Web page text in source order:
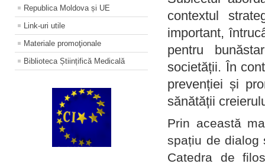
Republica Moldova și UE
Link-uri utile
Materiale promoţionale
Biblioteca Științifică Medicală
contextul
important,
pentru
societății. În
prevenției și
sănătății
Prin această
spațiu de dialog
Catedra de